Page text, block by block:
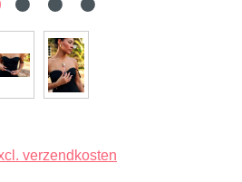
verzendkosten